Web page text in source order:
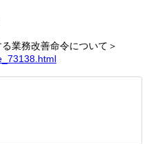
業務改善命令について＞